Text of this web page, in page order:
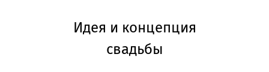
Идея и концепция
свадьбы